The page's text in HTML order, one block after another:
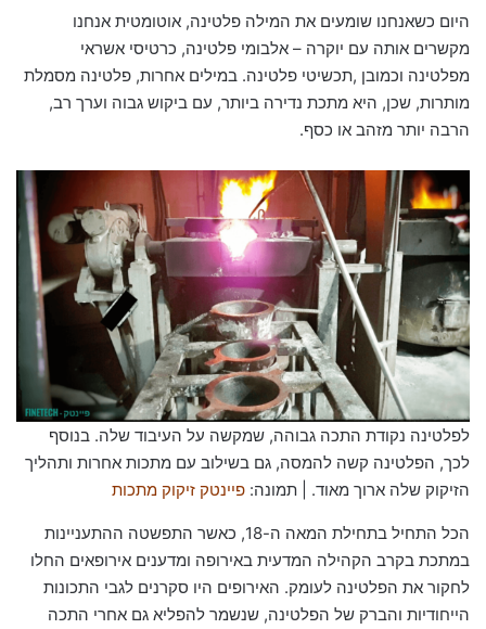
היום כשאנחנו שומעים את המילה פלטינה, אוטומטית אנחנו
מקשרים אותה עם יוקרה – אלבומי פלטינה, כרטיסי אשראי
מפלטינה וכמובן ,תכשיטי פלטינה. במילים אחרות, פלטינה מסמלת
מותרות, שכן, היא מתכת נדירה ביותר, עם ביקוש גבוה וערך רב,
הרבה יותר מזהב או כסף.
לפלטינה נקודת התכה גבוהה, שמקשה על העיבוד שלה. בנוסף
לכך, הפלטינה קשה להמסה, גם בשילוב עם מתכות אחרות ותהליך
הזיקוק שלה ארוך מאוד. | תמונה: פיינטק זיקוק מתכות
הכל התחיל בתחילת המאה ה-18, כאשר התפשטה ההתעניינות
במתכת בקרב הקהילה המדעית באירופה ומדענים אירופאים החלו
לחקור את הפלטינה לעומק. האירופים היו סקרנים לגבי התכונות
הייחודיות והברק של הפלטינה, שנשמר להפליא גם אחרי התכה